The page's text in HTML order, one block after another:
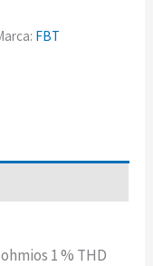
FBT
1 % THD